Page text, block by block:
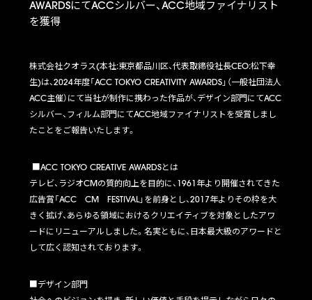
AWARDSにてACCシルバー、ACC地域ファイナリスト
を獲得
株式会社クオラス(本社:東京都品川区、代表取締役社⻑CEO:松下幸
生)は、2024年度「 ACC TOKYO CREATIVITY AWARDS」（一般社団法人
ACC主催）にて当社が制作に携わった作品が、デザイン部門にてACC
シルバー、フィルム部門にてACC地域ファイナリストを受賞しまし
たことをご報告いたします。
■ACC TOKYO CREATIVE AWARDSとは
テレビ、ラジオCM の質的向上を目的に、 1961 年より開催されてきた
広告賞「 ACC CM FESTIVAL」を前身とし、2017年よりその枠を大
きく拡げ、あらゆる領域におけるクリエイティブを対象としたアワ
ードにリニューアルしました。名実ともに、日本最大級のアワードと
して広く認知されております。
■デザイン部門